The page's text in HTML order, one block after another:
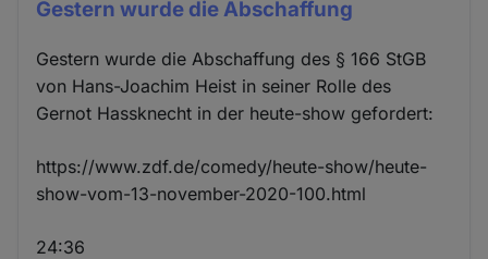
Gestern wurde die Abschaffung
Gestern wurde die Abschaffung des § 166 StGB
von Hans-Joachim Heist in seiner Rolle des
Gernot Hassknecht in der heute-show gefordert:
https://www.zdf.de/comedy/heute-show/heute-
show-vom-13-november-2020-100.html
24:36